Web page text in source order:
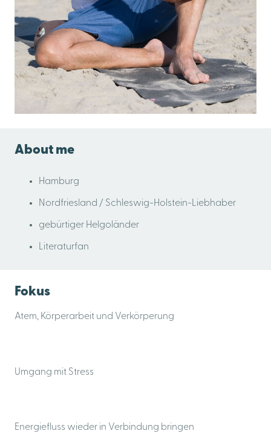
About me
Hamburg
Nordfriesland / Schleswig-Holstein-Liebhaber
gebürtiger Helgoländer
Literaturfan
Fokus
Atem, Körperarbeit und Verkörperung
Umgang mit Stress
Energiefluss wieder in Verbindung bringen